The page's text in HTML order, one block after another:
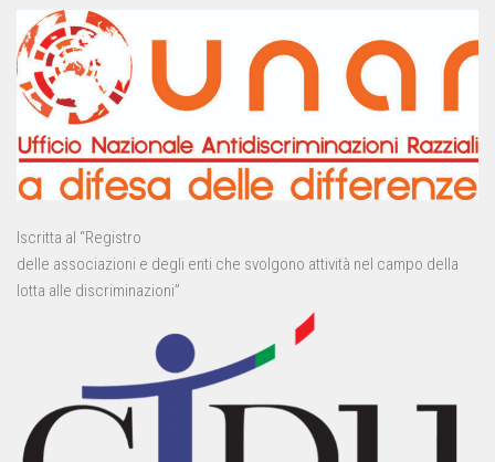
Iscritta al “Registro
delle associazioni e degli enti che svolgono attività nel campo della
lotta alle discriminazioni”